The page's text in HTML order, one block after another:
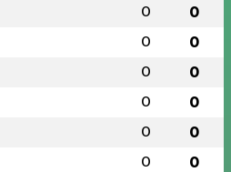
0 0
0 0
0 0
0 0
0 0
0 0